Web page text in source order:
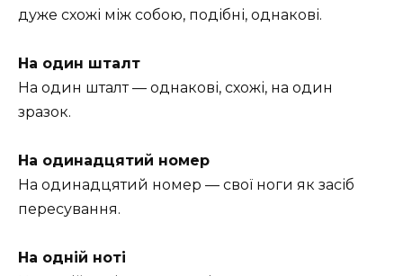
дуже схожі між собою, подібні, однакові.
На один шталт
На один шталт — однакові, схожі, на один
зразок.
На одинадцятий номер
На одинадцятий номер — свої ноги як засіб
пересування.
На одній ноті